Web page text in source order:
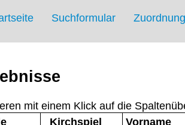
Suchformular
mit einem Klick auf die
Kirchspiel Vorname